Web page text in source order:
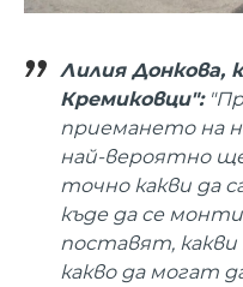
Лилия Донкова,
Кремиковци":
приемането на
най-вероятно
точно какви да
къде да се
поставят,
какво да могат